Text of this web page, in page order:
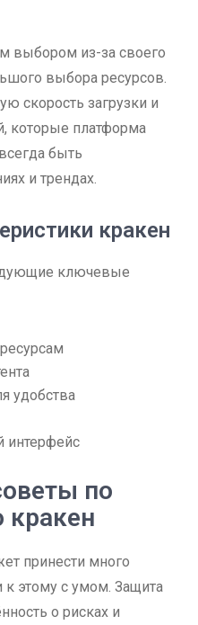
выбором из-за своего
выбора ресурсов.
скорость загрузки и
которые платформа
быть
и трендах.
кракен
ключевые
удобства
интерфейс
по
кракен
принести много
к этому с умом. Защита
о рисках и